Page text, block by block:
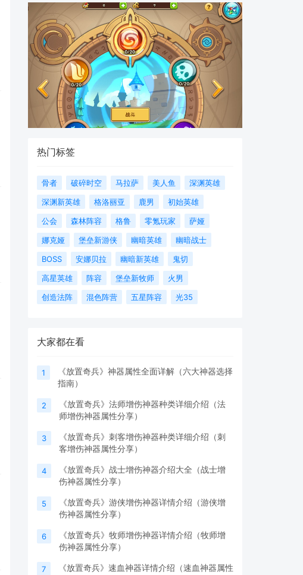
热门标签
骨者 破碎时空 马拉萨 美人鱼
深渊英雄
深渊新英雄
格洛丽亚 鹿男
初始英雄
公会
森林阵容 格鲁 零氪玩家
萨娅
娜克娅
堡垒新游侠 幽暗英雄
幽暗战士
BOSS
安娜贝拉 幽暗新英雄
鬼切
高星英雄
阵容 堡垒新牧师
火男
创造法阵
混色阵营 五星阵容 光35
大家都在看
1
《放置奇兵》神器属性全面详解（六大神器选择
指南）
2
《放置奇兵》法师增伤神器种类详细介绍（法
师增伤神器属性分享）
3
《放置奇兵》刺客增伤神器种类详细介绍（刺
客增伤神器属性分享）
4
《放置奇兵》战士增伤神器介绍大全（战士增
伤神器属性分享）
5
《放置奇兵》游侠增伤神器详情介绍（游侠增
伤神器属性分享）
6
《放置奇兵》牧师增伤神器详情介绍（牧师增
伤神器属性分享）
7
《放置奇兵》速血神器详情介绍（速血神器属性